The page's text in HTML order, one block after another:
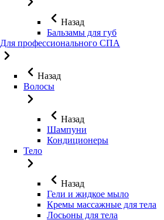
Назад
Бальзамы для губ
Для профессионального СПА
Назад
Волосы
Назад
Шампуни
Кондиционеры
Тело
Назад
Гели и жидкое мыло
Кремы массажные для тела
Лосьоны для тела